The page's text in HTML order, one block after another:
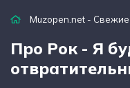
Muzopen.net - Свежие
Про Рок - Я